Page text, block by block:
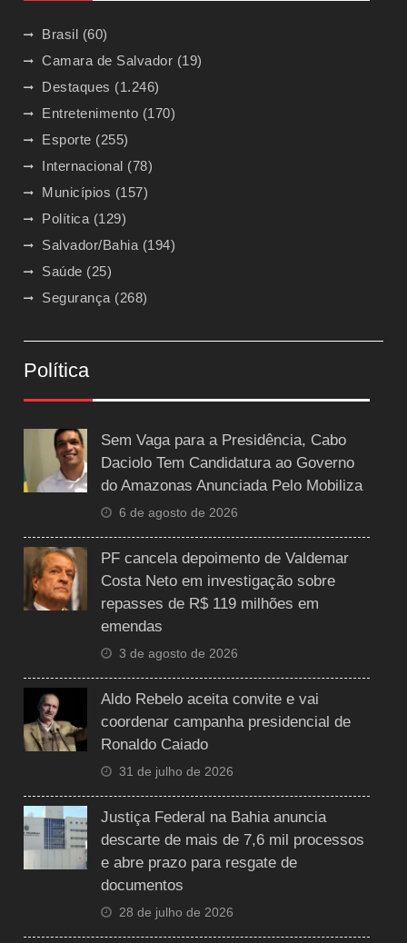
Brasil (60)
Camara de Salvador (19)
Destaques (1.246)
Entretenimento (170)
Esporte (255)
Internacional (78)
Municípios (157)
Política (129)
Salvador/Bahia (194)
Saúde (25)
Segurança (268)
Política
Sem Vaga para a Presidência, Cabo
Daciolo Tem Candidatura ao Governo
do Amazonas Anunciada Pelo Mobiliza
6 de agosto de 2026
PF cancela depoimento de Valdemar
Costa Neto em investigação sobre
repasses de R$ 119 milhões em
emendas
3 de agosto de 2026
Aldo Rebelo aceita convite e vai
coordenar campanha presidencial de
Ronaldo Caiado
31 de julho de 2026
Justiça Federal na Bahia anuncia
descarte de mais de 7,6 mil processos
e abre prazo para resgate de
documentos
28 de julho de 2026